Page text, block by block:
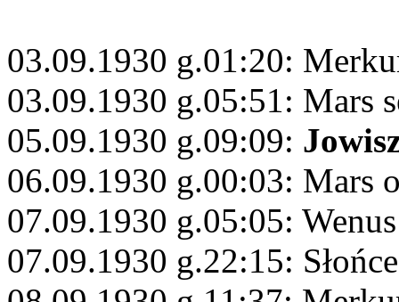
03.09.1930 g.01:20:
03.09.1930 g.05:51: Mars
05.09.1930 g.09:09:
06.09.1930 g.00:03: Mars
07.09.1930 g.05:05:
07.09.1930 g.22:15: